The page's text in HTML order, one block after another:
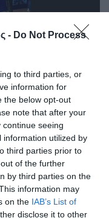
- Do Not Process
to third parties, or
information for
the below opt-out
note that after your
seeing
information utilized by
third parties prior to
of the further
by third parties on the
information may
on the IAB’s List of
disclose it to other